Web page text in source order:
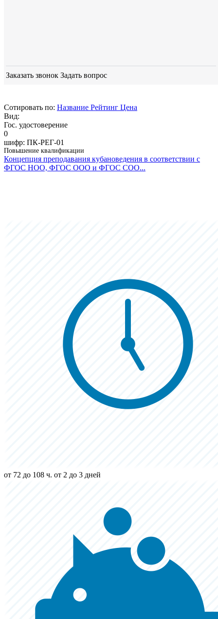
Заказать звонок Задать вопрос
Сотировать по: Название Рейтинг Цена
Вид:
Гос. удостоверение
0
шифр: ПК-РЕГ-01
Повышение квалификации
Концепция преподавания кубановедения в соответствии с
ФГОС НОО, ФГОС ООО и ФГОС СОО...
от 72 до 108 ч. от 2 до 3 дней